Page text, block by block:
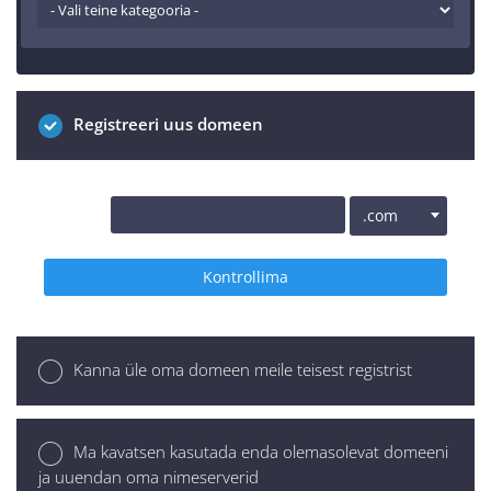
Registreeri uus domeen
.com
Kontrollima
Kanna üle oma domeen meile teisest registrist
Ma kavatsen kasutada enda olemasolevat domeeni
ja uuendan oma nimeserverid